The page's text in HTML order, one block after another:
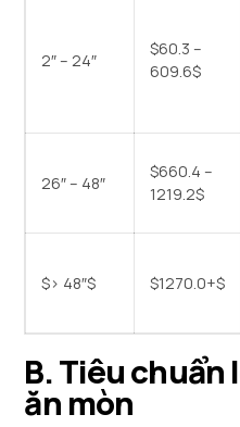
2″ – 24″
$60.3 –
609.6$
26″ – 48″
$660.4 –
1219.2$
$> 48″$ $1270.0+$
B. Tiêu chuẩn
ăn mòn